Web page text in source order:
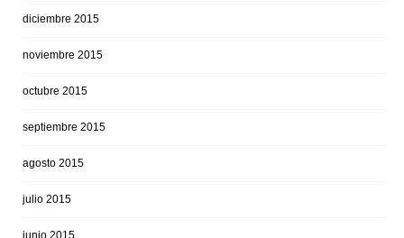
diciembre 2015
noviembre 2015
octubre 2015
septiembre 2015
agosto 2015
julio 2015